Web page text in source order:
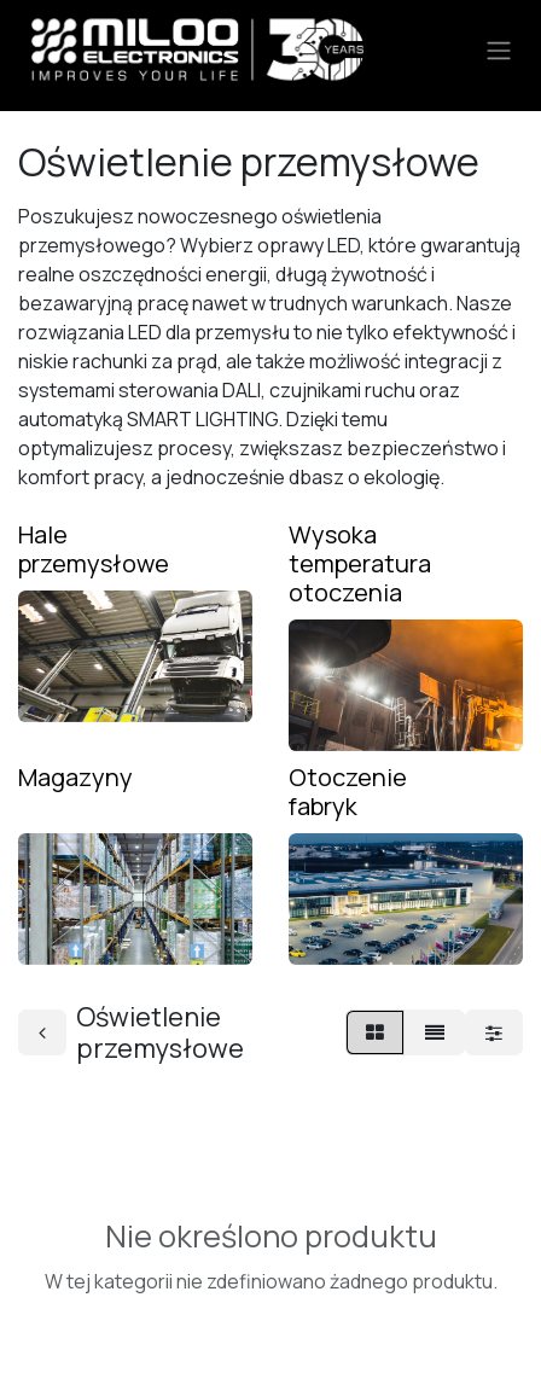
Skip to Content
Oświetlenie przemysłowe
Poszukujesz nowoczesnego oświetlenia
przemysłowego? Wybierz oprawy LED, które gwarantują
realne oszczędności energii, długą żywotność i
bezawaryjną pracę nawet w trudnych warunkach. Nasze
rozwiązania LED dla przemysłu to nie tylko efektywność i
niskie rachunki za prąd, ale także możliwość integracji z
systemami sterowania DALI, czujnikami ruchu oraz
automatyką SMART LIGHTING. Dzięki temu
optymalizujesz procesy, zwiększasz bezpieczeństwo i
komfort pracy, a jednocześnie dbasz o ekologię.
Hale
przemysłowe
Wysoka
temperatura
otoczenia
Magazyny
Otoczenie
fabryk
Oświetlenie
przemysłowe
Nie określono produktu
W tej kategorii nie zdefiniowano żadnego produktu.